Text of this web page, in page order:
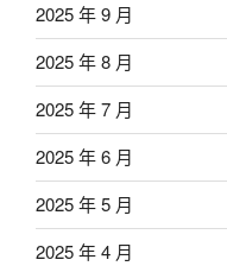
2025 年 9 月
2025 年 8 月
2025 年 7 月
2025 年 6 月
2025 年 5 月
2025 年 4 月